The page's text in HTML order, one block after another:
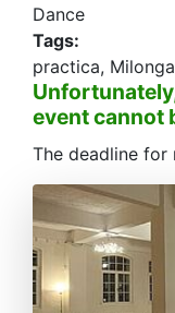
Dance
Tags:
practica, Milonga
event cannot
The deadline for